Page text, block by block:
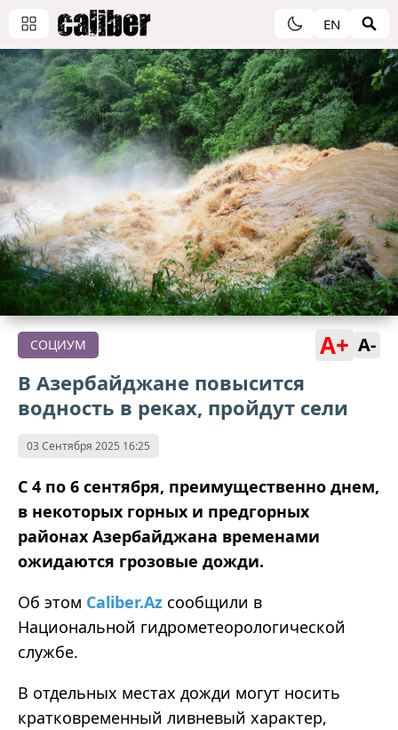
EN
СОЦИУМ A+ A-
В Азербайджане повысится
водность в реках, пройдут сели
03 Сентября 2025 16:25
С 4 по 6 сентября, преимущественно днем,
в некоторых горных и предгорных
районах Азербайджана временами
ожидаются грозовые дожди.
Об этом Caliber.Az сообщили в
Национальной гидрометеорологической
службе.
В отдельных местах дожди могут носить
кратковременный ливневый характер,